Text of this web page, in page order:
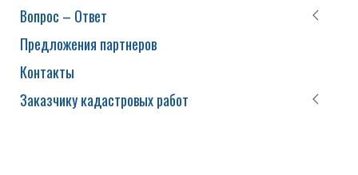
Вопрос – Ответ
Предложения партнеров
Контакты
Заказчику кадастровых работ